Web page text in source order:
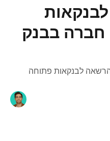
חברה בבנק
הרשאה לבנקאות פתוחה